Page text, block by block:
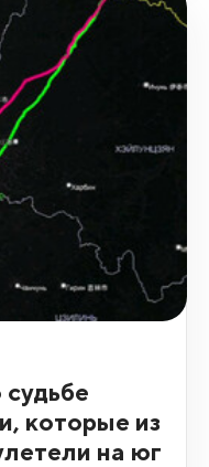
которые из
на юг